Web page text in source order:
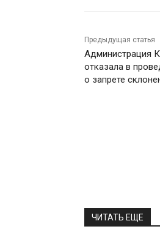
Предыдущая статья
Администрация
отказала в
о запрете
ЧИТАТЬ ЕЩЕ